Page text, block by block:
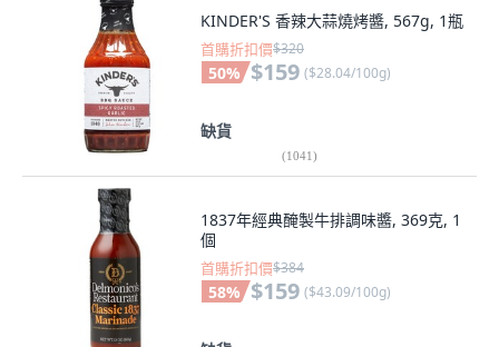
KINDER'S 香辣大蒜燒烤醬, 567g, 1瓶
首購折扣價$320
50% $159 ($28.04/100g)
缺貨
(1041)
1837年經典醃製牛排調味醬, 369克, 1
個
首購折扣價$384
58% $159 ($43.09/100g)